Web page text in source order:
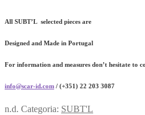
All SUBT’L selected pieces are
Designed and Made in Portugal
For information and measures don’t hesitate to
info@scar-id.com / (+351) 22 203 3087
n.d. Categoria: SUBT'L